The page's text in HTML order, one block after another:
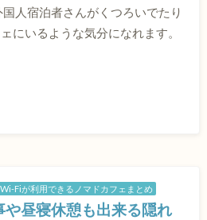
人宿泊者さんがくつろいでたり
にいるような気分になれます。
Fiが利用できるノマドカフェまとめ
昼寝休憩も出来る隠れ